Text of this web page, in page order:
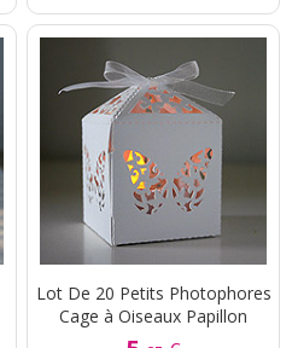
Lot De 20 Petits Photophores
Cage à Oiseaux Papillon